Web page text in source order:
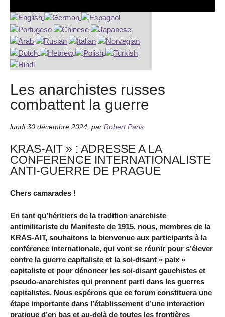
Les anarchistes russes
combattent la guerre
lundi 30 décembre 2024 par Robert Paris
KRAS-AIT » : ADRESSE A LA
CONFERENCE INTERNATIONALISTE
ANTI-GUERRE DE PRAGUE
Chers camarades !
En tant qu’héritiers de la tradition anarchiste
antimilitariste du Manifeste de 1915, nous, membres de la
KRAS-AIT, souhaitons la bienvenue aux participants à la
conférence internationale, qui vont se réunir pour s’élever
contre la guerre capitaliste et la soi-disant « paix »
capitaliste et pour dénoncer les soi-disant gauchistes et
pseudo-anarchistes qui prennent parti dans les guerres
capitalistes. Nous espérons que ce forum constituera une
étape importante dans l’établissement d’une interaction
pratique d’en bas et au-delà de toutes les frontières